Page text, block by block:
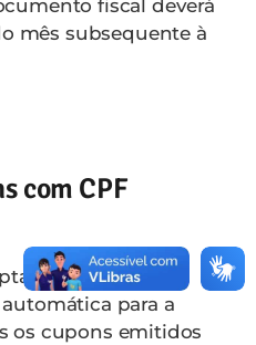
fiscal deverá
mês subsequente à
com CPF
por fazer o
para a
os cupons emitidos